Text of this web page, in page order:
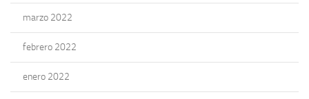
marzo 2022
febrero 2022
enero 2022